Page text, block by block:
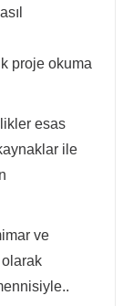
proje okuma
esas
ile
ve
olarak